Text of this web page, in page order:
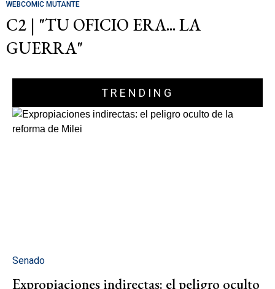
WEBCOMIC MUTANTE
C2 | "TU OFICIO ERA... LA
GUERRA"
TRENDING
Senado
Expropiaciones indirectas: el peligro oculto